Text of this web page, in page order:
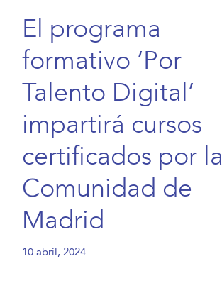
El programa
formativo ‘Por
Talento Digital’
impartirá cursos
certificados por la
Comunidad de
Madrid
10 abril, 2024